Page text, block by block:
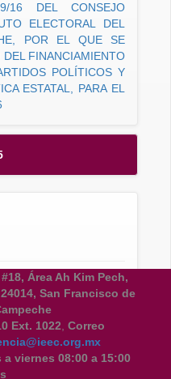
16 DEL CONSEJO
ELECTORAL DEL
POR EL QUE SE
FINANCIAMIENTO
POLÍTICOS Y
ESTATAL, PARA EL
15 DEL CONSEJO
ELECTORAL DEL
POR EL QUE SE
FINANCIAMIENTO
POLÍTICOS; LA
Área Ah Kim Pech,
San Francisco de
Ext. 1022 Correo
a viernes 08:00 a 15:00